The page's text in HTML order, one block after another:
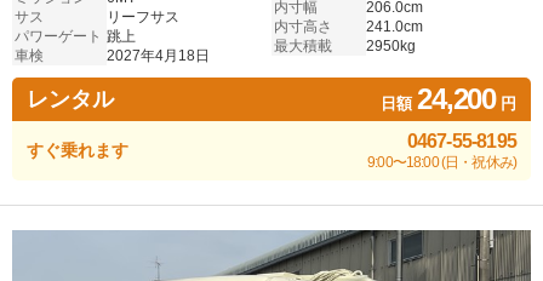
サス
リーフサス
パワーゲート 跳上
車検
2027年4月18日
内寸幅
206.0cm
内寸高さ
241.0cm
最大積載
2950kg
レンタル 日額24,200円
すぐ乗れます 0467-55-8195
9:00〜18:00 (日・祝休み)